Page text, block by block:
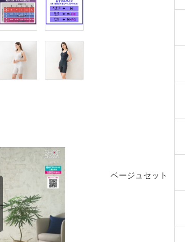
ベージュセット